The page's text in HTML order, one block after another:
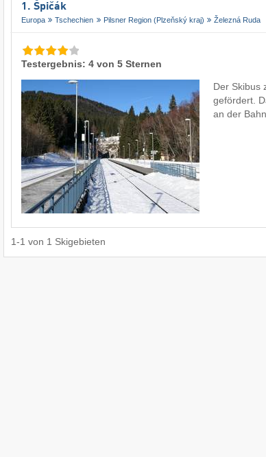
1. Špičák
Europa Tschechien Pilsner Region (Plzeňský kraj) Železná Ruda
Testergebnis: 4 von 5 Sternen
Der Skibus
gefördert.
an der
1-1 von 1 Skigebieten